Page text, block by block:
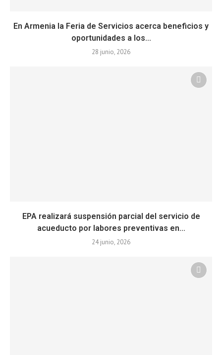
En Armenia la Feria de Servicios acerca beneficios y
oportunidades a los...
28 junio, 2026
EPA realizará suspensión parcial del servicio de
acueducto por labores preventivas en...
24 junio, 2026